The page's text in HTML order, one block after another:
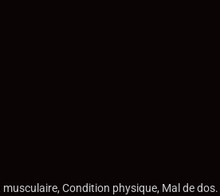
Condition physique, Mal de dos.